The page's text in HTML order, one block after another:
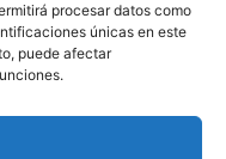
procesar datos como
únicas en este
puede afectar
CON